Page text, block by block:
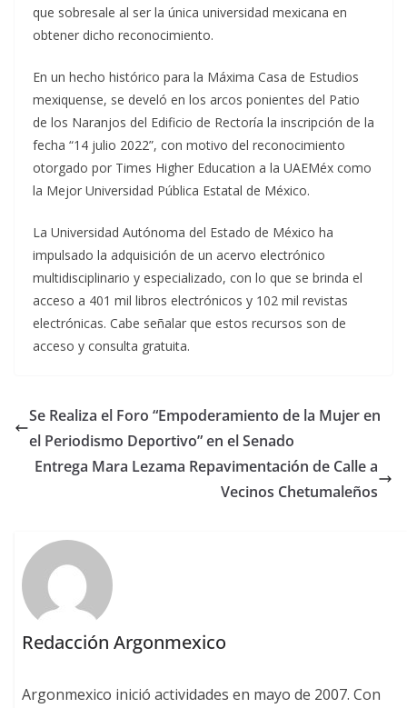
que sobresale al ser la única universidad mexicana en
obtener dicho reconocimiento.
En un hecho histórico para la Máxima Casa de Estudios
mexiquense, se develó en los arcos ponientes del Patio
de los Naranjos del Edificio de Rectoría la inscripción de la
fecha “14 julio 2022”, con motivo del reconocimiento
otorgado por Times Higher Education a la UAEMéx como
la Mejor Universidad Pública Estatal de México.
La Universidad Autónoma del Estado de México ha
impulsado la adquisición de un acervo electrónico
multidisciplinario y especializado, con lo que se brinda el
acceso a 401 mil libros electrónicos y 102 mil revistas
electrónicas. Cabe señalar que estos recursos son de
acceso y consulta gratuita.
Se Realiza el Foro “Empoderamiento de la Mujer en
el Periodismo Deportivo” en el Senado
Entrega Mara Lezama Repavimentación de Calle a
Vecinos Chetumaleños
Redacción Argonmexico
Argonmexico inició actividades en mayo de 2007. Con